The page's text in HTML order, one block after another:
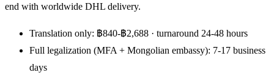
end with worldwide DHL delivery.
Translation only: ฿840-฿2,688 · turnaround 24-48 hours
Full legalization (MFA + Mongolian embassy): 7-17 business
days